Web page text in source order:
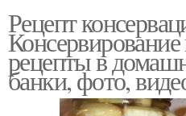
Рецепт
рецепты в
банки, фото,